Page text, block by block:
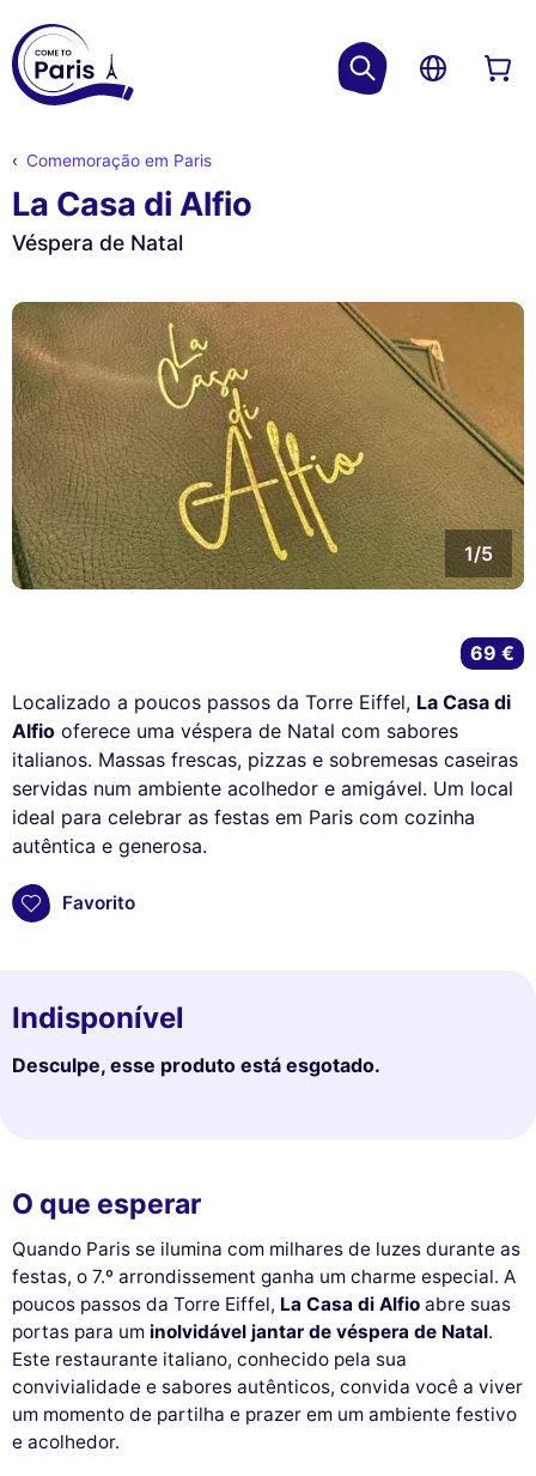
Comemoração em Paris
La Casa di Alfio
Véspera de Natal
1/5
Localizado a poucos passos da Torre Eiffel, La Casa di
Alfio oferece uma véspera de Natal com sabores
italianos. Massas frescas, pizzas e sobremesas caseiras
servidas num ambiente acolhedor e amigável. Um local
ideal para celebrar as festas em Paris com cozinha
autêntica e generosa.
Favorito
69 €
Indisponível
Desculpe, esse produto está esgotado.
O que esperar
Quando Paris se ilumina com milhares de luzes durante as
festas, o 7.º arrondissement ganha um charme especial. A
poucos passos da Torre Eiffel, La Casa di Alfio abre suas
portas para um inolvidável jantar de véspera de Natal.
Este restaurante italiano, conhecido pela sua
convivialidade e sabores autênticos, convida você a viver
um momento de partilha e prazer em um ambiente festivo
e acolhedor.